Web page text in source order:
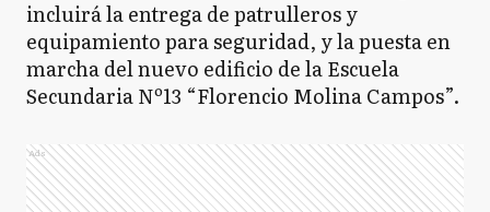
incluirá la entrega de patrulleros y
equipamiento para seguridad, y la puesta en
marcha del nuevo edificio de la Escuela
Secundaria Nº13 “Florencio Molina Campos”.
Ads